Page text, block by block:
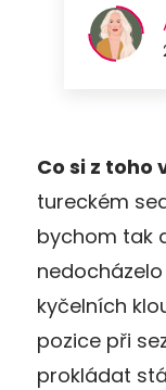
Co si z toho
tureckém
bychom tak
kyčelních
pozice při
prokládat